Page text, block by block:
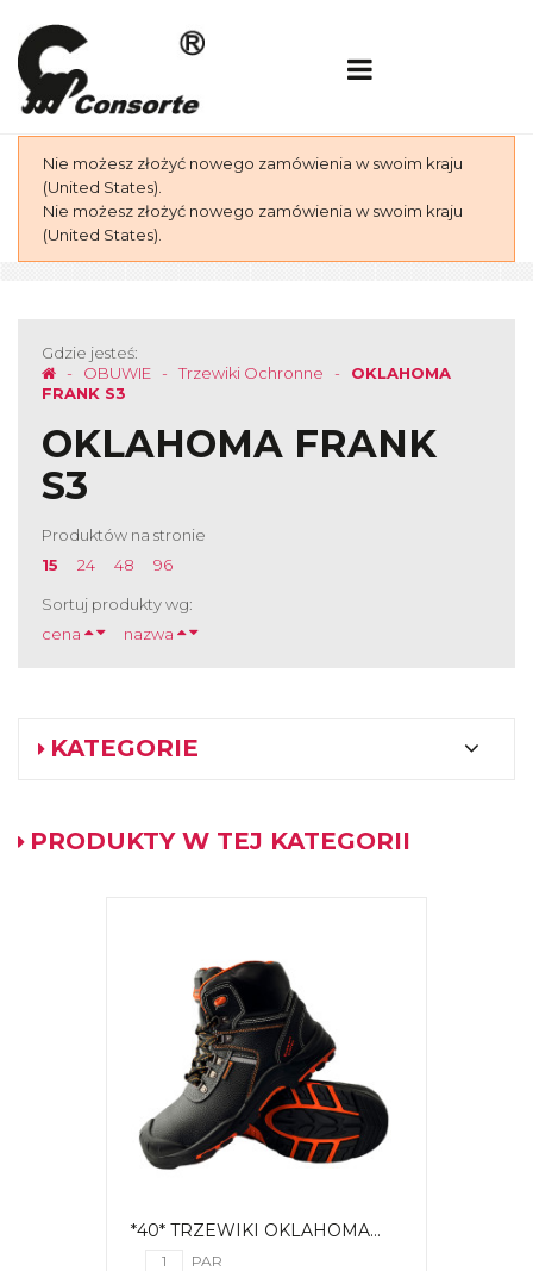
Nie możesz złożyć nowego zamówienia w swoim kraju
(United States).
Nie możesz złożyć nowego zamówienia w swoim kraju
(United States).
Gdzie jesteś:
OBUWIE
Trzewiki Ochronne
OKLAHOMA
FRANK S3
OKLAHOMA FRANK
S3
Produktów na stronie
15
24 48 96
Sortuj produkty wg:
cena
nazwa
KATEGORIE
PRODUKTY W TEJ KATEGORII
*40* TRZEWIKI OKLAHOMA...
PAR